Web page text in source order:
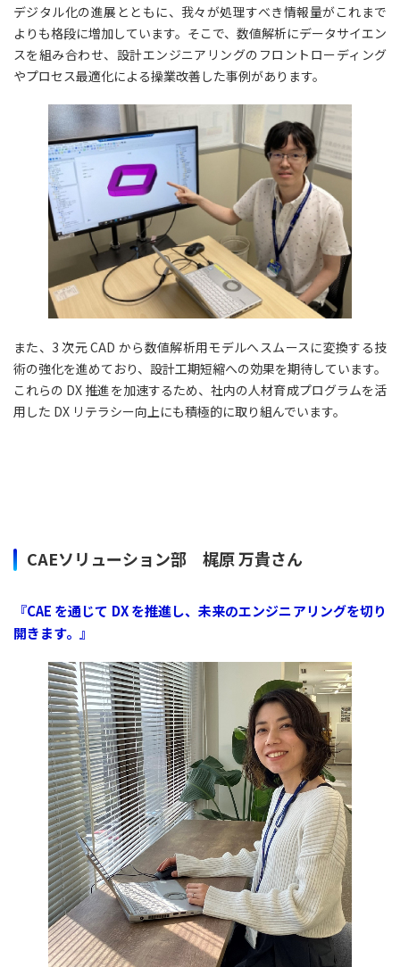
デジタル化の進展とともに、我々が処理すべき情報量がこれまで
よりも格段に増加しています。そこで、数値解析にデータサイエン
スを組み合わせ、設計エンジニアリングのフロントローディング
やプロセス最適化による操業改善した事例があります。
また、3 次元 CAD から数値解析用モデルへスムースに変換する技
術の強化を進めており、設計工期短縮への効果を期待しています。
これらの DX 推進を加速するため、社内の人材育成プログラムを活
用した DX リテラシー向上にも積極的に取り組んでいます。
CAEソリューション部 梶原 万貴さん
『CAE を通じて DX を推進し、未来のエンジニアリングを切り
開きます。』